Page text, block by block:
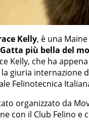
Kelly, è una
Gatta più bella del
Kelly, che ha
giuria internazione
Felinotecnica
organizzato da
con il Club Felino e